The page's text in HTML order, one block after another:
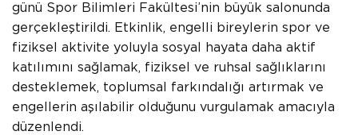
günü Spor Bilimleri Fakültesi’nin büyük salonunda
gerçekleştirildi. Etkinlik, engelli bireylerin spor ve
fiziksel aktivite yoluyla sosyal hayata daha aktif
katılımını sağlamak, fiziksel ve ruhsal sağlıklarını
desteklemek, toplumsal farkındalığı artırmak ve
engellerin aşılabilir olduğunu vurgulamak amacıyla
düzenlendi.